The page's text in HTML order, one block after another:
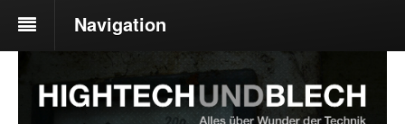
Navigation